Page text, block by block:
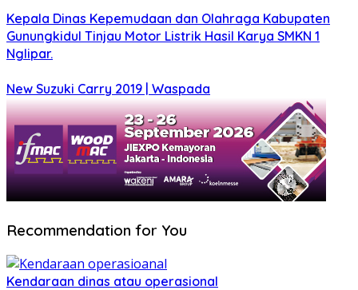
Kepala Dinas Kepemudaan dan Olahraga Kabupaten
Gunungkidul Tinjau Motor Listrik Hasil Karya SMKN 1
Nglipar.
New Suzuki Carry 2019 | Waspada
Recommendation for You
Kendaraan dinas atau operasional